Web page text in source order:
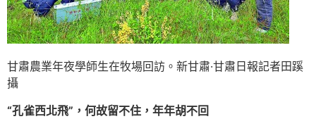
甘肅農業年夜學師生在牧場回訪。新甘肅·甘肅日報記者田蹊
攝
“孔雀西北飛”，何故留不住，年年胡不回